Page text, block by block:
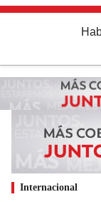
Internacional